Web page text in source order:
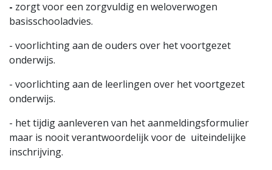
- zorgt voor een zorgvuldig en weloverwogen
basisschooladvies.
- voorlichting aan de ouders over het voortgezet
onderwijs.
- voorlichting aan de leerlingen over het voortgezet
onderwijs.
- het tijdig aanleveren van het aanmeldingsformulier
maar is nooit verantwoordelijk voor de uiteindelijke
inschrijving.